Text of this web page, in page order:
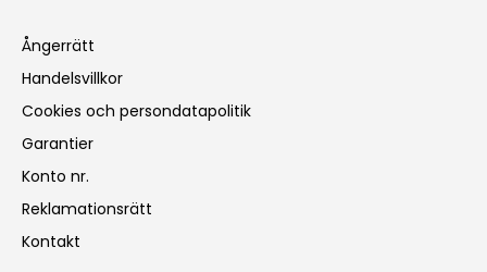
Ångerrätt
Handelsvillkor
Cookies och persondatapolitik
Garantier
Konto nr.
Reklamationsrätt
Kontakt